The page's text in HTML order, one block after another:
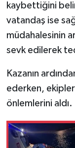
kaybettiğini
vatandaş ise
müdahalesinin
sevk edilerek
Kazanın
ederken,
önlemlerini aldı.